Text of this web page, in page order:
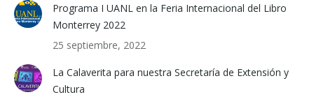
Programa I UANL en la Feria Internacional del Libro
Monterrey 2022
25 septiembre, 2022
La Calaverita para nuestra Secretaría de Extensión y
Cultura